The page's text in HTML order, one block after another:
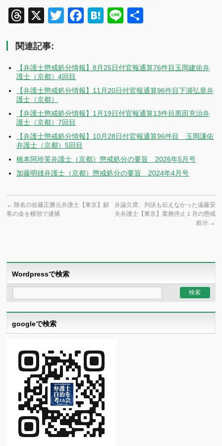
Threads
X TwitterFacebook
Hatena
Line
関連記事:
【弁護士懲戒処分情報】8月25日付官報通算76件目玉岡建佑弁
護士（京都）4回目
【弁護士懲戒処分情報】11月20日付官報通算96件目下浦弘章弁
護士（京都）
【弁護士懲戒処分情報】1月19日付官報通算13件目黒田充治弁
護士（京都）7回目
【弁護士懲戒処分情報】10月28日付官報通算96件目 玉岡謙佑
弁護士（京都）5回目
橋本阿玲芙弁護士（京都）懲戒処分の要旨 2026年5月号
加藤明雄弁護士（京都）懲戒処分の要旨 2024年4月号
← 除名の佐藤正勝元弁護士【東京】顧
客の金を横領で逮捕
弁論欠席、判決も伝えなかった遠藤安
夫弁護士【東京】業務停止１月の懲戒
処分 →
Wordpressで検索
googleで検索